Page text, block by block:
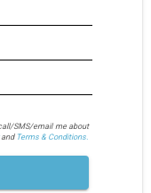
SMS/email me about
Terms & Conditions.